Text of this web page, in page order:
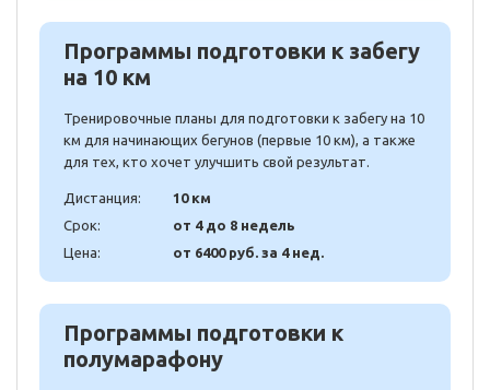
Программы подготовки к забегу
на 10 км
Тренировочные планы для подготовки к забегу на 10
км для начинающих бегунов (первые 10 км), а также
для тех, кто хочет улучшить свой результат.
Дистанция:
10 км
Срок:
от 4 до 8 недель
Цена:
от 6400 руб. за 4 нед.
Программы подготовки к
полумарафону